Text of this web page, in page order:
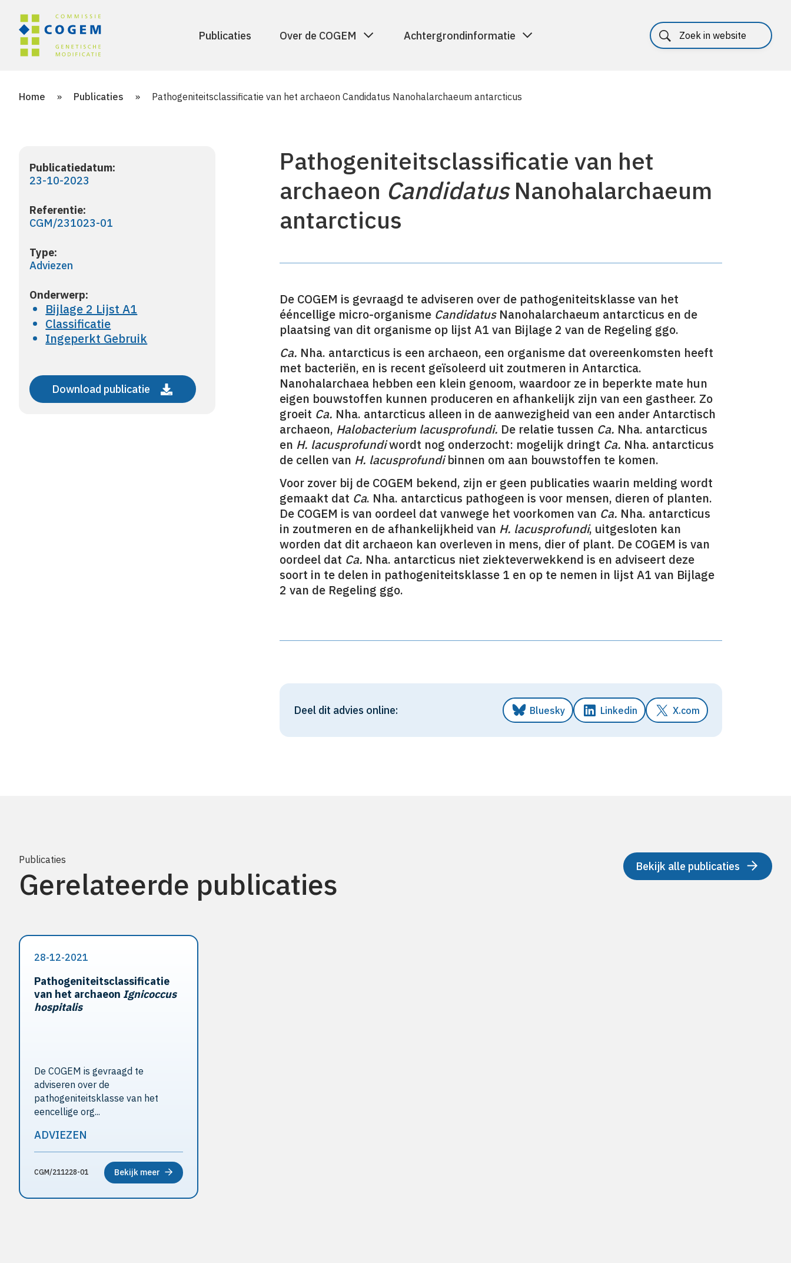
Publicaties Over de COGEM Achtergrondinformatie
Home » Publicaties » Pathogeniteitsclassificatie van het archaeon Candidatus Nanohalarchaeum antarcticus
Publicatiedatum:
23-10-2023
Referentie:
CGM/231023-01
Type:
Adviezen
Onderwerp:
Bijlage 2 Lijst A1
Classificatie
Ingeperkt Gebruik
Download publicatie
Pathogeniteitsclassificatie van het
archaeon CandidatusNanohalarchaeum
antarcticus
De COGEM is gevraagd te adviseren over de pathogeniteitsklasse van het
ééncellige micro-organisme Candidatus Nanohalarchaeum antarcticus en de
plaatsing van dit organisme op lijst A1 van Bijlage 2 van de Regeling ggo.
Ca. Nha. antarcticus is een archaeon, een organisme dat overeenkomsten heeft
met bacteriën, en is recent geïsoleerd uit zoutmeren in Antarctica.
Nanohalarchaea hebben een klein genoom, waardoor ze in beperkte mate hun
eigen bouwstoffen kunnen produceren en afhankelijk zijn van een gastheer. Zo
groeit Ca. Nha. antarcticus alleen in de aanwezigheid van een ander Antarctisch
archaeon, Halobacterium lacusprofundi. De relatie tussen Ca. Nha. antarcticus
en H. lacusprofundiwordt nog onderzocht: mogelijk dringt Ca. Nha. antarcticus
de cellen van H. lacusprofundibinnen om aan bouwstoffen te komen.
Voor zover bij de COGEM bekend, zijn er geen publicaties waarin melding wordt
gemaakt dat Ca. Nha. antarcticus pathogeen is voor mensen, dieren of planten.
De COGEM is van oordeel dat vanwege het voorkomen van Ca. Nha. antarcticus
in zoutmeren en de afhankelijkheid van H. lacusprofundi, uitgesloten kan
worden dat dit archaeon kan overleven in mens, dier of plant. De COGEM is van
oordeel dat Ca. Nha. antarcticus niet ziekteverwekkend is en adviseert deze
soort in te delen in pathogeniteitsklasse 1 en op te nemen in lijst A1 van Bijlage
2 van de Regeling ggo.
Deel dit advies online: Bluesky Linkedin X.com
Publicaties
Gerelateerde publicaties Bekijk alle publicaties
28-12-2021
Pathogeniteitsclassificatie
van het archaeon Ignicoccus
hospitalis
De COGEM is gevraagd te
adviseren over de
pathogeniteitsklasse van het
eencellige org...
ADVIEZEN
CGM/211228-01 Bekijk meer